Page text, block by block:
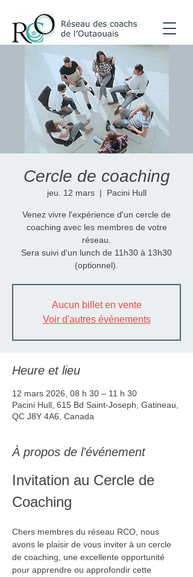
Cercle de coaching
jeu. 12 mars
  |
Pacini Hull
Venez vivre l'expérience d'un cercle de
coaching avec les membres de votre
réseau.
Sera suivi d'un lunch de 11h30 à 13h30
(optionnel).
Aucun billet en vente
Voir d'autres événements
Heure et lieu
12 mars 2026, 08 h 30 – 11 h 30
Pacini Hull, 615 Bd Saint-Joseph, Gatineau,
QC J8Y 4A6, Canada
À propos de l'événement
Invitation au Cercle de
Coaching
Chers membres du réseau RCO, nous
avons le plaisir de vous inviter à un cercle
de coaching, une excellente opportunité
pour apprendre ou approfondir cette